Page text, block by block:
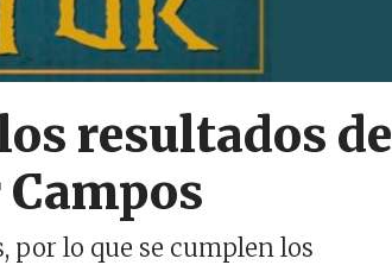
resultados de
por lo que se cumplen los